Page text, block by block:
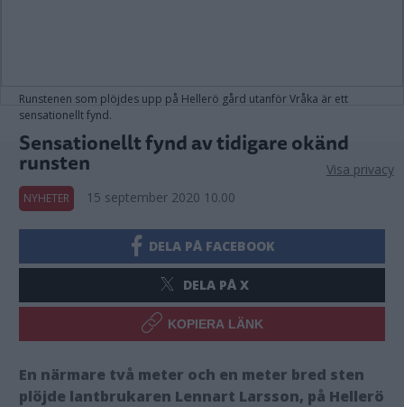
Runstenen som plöjdes upp på Hellerö gård utanför Vråka är ett
sensationellt fynd.
Sensationellt fynd av tidigare okänd
runsten
NYHETER 15 september 2020 10.00
DELA PÅ FACEBOOK
DELA PÅ X
KOPIERA LÄNK
En närmare två meter och en meter bred sten
plöjde lantbrukaren Lennart Larsson, på Hellerö
Visa privacy